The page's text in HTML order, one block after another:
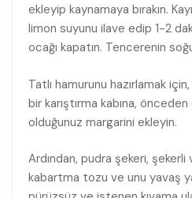
ekleyip kaynamaya bırakın.
limon suyunu ilave edip 1-2
ocağı kapatın. Tencerenin
Tatlı hamurunu hazırlamak
bir karıştırma kabına,
olduğunuz margarini ekleyin.
Ardından, pudra şekeri, şekerli
kabartma tozu ve unu yavaş